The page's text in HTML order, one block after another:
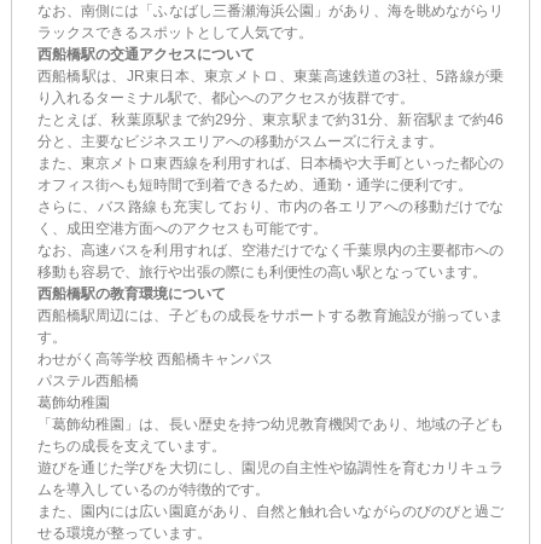
なお、南側には「ふなばし三番瀬海浜公園」があり、海を眺めながらリ
ラックスできるスポットとして人気です。
西船橋駅の交通アクセスについて
西船橋駅は、JR東日本、東京メトロ、東葉高速鉄道の3社、5路線が乗
り入れるターミナル駅で、都心へのアクセスが抜群です。
たとえば、秋葉原駅まで約29分、東京駅まで約31分、新宿駅まで約46
分と、主要なビジネスエリアへの移動がスムーズに行えます。
また、東京メトロ東西線を利用すれば、日本橋や大手町といった都心の
オフィス街へも短時間で到着できるため、通勤・通学に便利です。
さらに、バス路線も充実しており、市内の各エリアへの移動だけでな
く、成田空港方面へのアクセスも可能です。
なお、高速バスを利用すれば、空港だけでなく千葉県内の主要都市への
移動も容易で、旅行や出張の際にも利便性の高い駅となっています。
西船橋駅の教育環境について
西船橋駅周辺には、子どもの成長をサポートする教育施設が揃っていま
す。
わせがく高等学校 西船橋キャンパス
パステル西船橋
葛飾幼稚園
「葛飾幼稚園」は、長い歴史を持つ幼児教育機関であり、地域の子ども
たちの成長を支えています。
遊びを通じた学びを大切にし、園児の自主性や協調性を育むカリキュラ
ムを導入しているのが特徴的です。
また、園内には広い園庭があり、自然と触れ合いながらのびのびと過ご
せる環境が整っています。